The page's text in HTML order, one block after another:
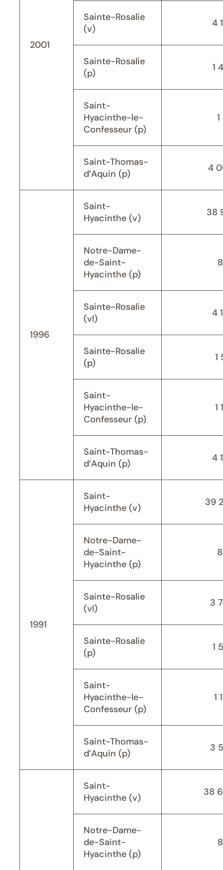
2001
Sainte-Rosalie
(v)
4
Sainte-Rosalie
(p)
1
Saint-
Hyacinthe-le-
Confesseur (p)
1
Saint-Thomas-
d’Aquin (p)
4
1996
Saint-
Hyacinthe (v)
38
Notre-Dame-
de-Saint-
Hyacinthe (p)
Sainte-Rosalie
(vl)
4
Sainte-Rosalie
(p)
1
Saint-
Hyacinthe-le-
Confesseur (p)
1
Saint-Thomas-
d’Aquin (p)
4
1991
Saint-
Hyacinthe (v)
39
Notre-Dame-
de-Saint-
Hyacinthe (p)
Sainte-Rosalie
(vl)
3
Sainte-Rosalie
(p)
1
Saint-
Hyacinthe-le-
Confesseur (p)
1
Saint-Thomas-
d’Aquin (p)
3
Saint-
Hyacinthe (v)
38
Notre-Dame-
de-Saint-
Hyacinthe (p)